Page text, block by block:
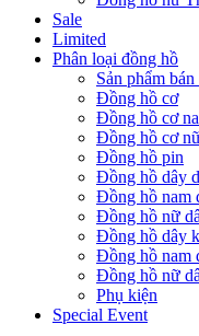
Sale
Limited
Phân loại đồng hồ
Sản phẩm
Đồng hồ cơ
Đồng hồ cơ
Đồng hồ cơ
Đồng hồ pin
Đồng hồ dây
Đồng hồ nam
Đồng hồ nữ
Đồng hồ dây
Đồng hồ nam
Đồng hồ nữ
Phụ kiện
Special Event